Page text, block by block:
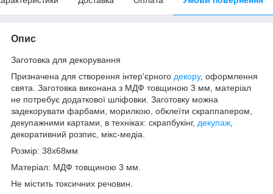
Опис
Заготовка для декорування
Призначена для створення інтер'єрного декору, оформлення
свята. Заготовка виконана з МДФ товщиною 3 мм, матеріал
не потребує додаткової шліфовки. Заготовку можна
задекорувати фарбами, морилкою, обклеїти скраппапером,
декупажними картами, в техніках: скрапбукінг, декупаж
декоративний розпис, мікс-медіа.
Розмір: 38х68мм
Матеріал: МДФ товщиною 3 мм.
Не містить токсичних речовин.